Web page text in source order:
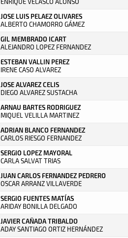
JOSE LUIS PELAEZ OLIVARES
ALBERTO CHAMORRO GÁMEZ
GIL MEMBRADO ICART
ALEJANDRO LOPEZ FERNANDEZ
ESTEBAN VALLIN PEREZ
IRENE CASO ALVAREZ
JOSE ALVAREZ CELIS
DIEGO ALVAREZ SUSTACHA
ARNAU BARTES RODRIGUEZ
MIQUEL VELILLA MARTINEZ
ADRIAN BLANCO FERNANDEZ
CARLOS RIESGO FERNANDEZ
SERGIO LOPEZ MAYORAL
CARLA SALVAT TRIAS
JUAN CARLOS FERNANDEZ PEDRERO
OSCAR ARRANZ VILLAVERDE
SERGIO FUENTES MATÍAS
ARIDAY BONILLA DELGADO
JAVIER CAÑADA TRIBALDO
ADAY SANTIAGO ORTIZ HERNÁNDEZ